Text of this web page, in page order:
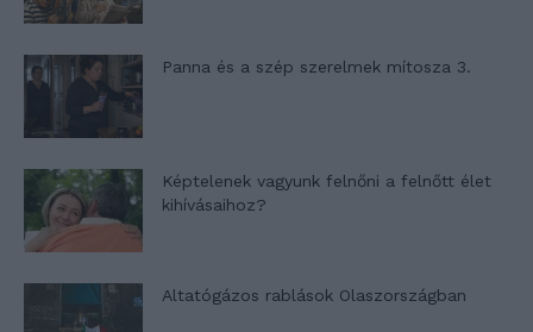
Panna és a szép szerelmek mítosza 3.
Képtelenek vagyunk felnőni a felnőtt élet
kihívásaihoz?
Altatógázos rablások Olaszországban